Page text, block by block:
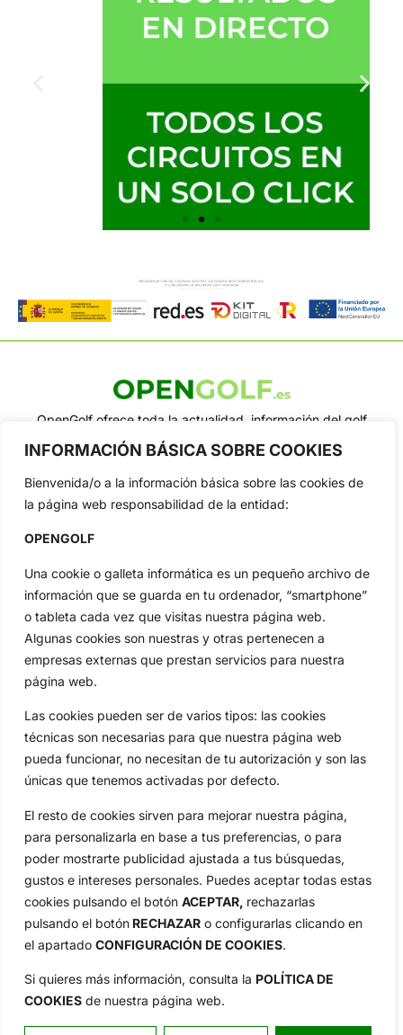
INFORMACIÓN BÁSICA SOBRE COOKIES
Bienvenida/o a la información básica sobre las cookies de
la página web responsabilidad de la entidad:
OPENGOLF
Una cookie o galleta informática es un pequeño archivo de
información que se guarda en tu ordenador, “smartphone”
o tableta cada vez que visitas nuestra página web.
Algunas cookies son nuestras y otras pertenecen a
empresas externas que prestan servicios para nuestra
página web.
Las cookies pueden ser de varios tipos: las cookies
técnicas son necesarias para que nuestra página web
pueda funcionar, no necesitan de tu autorización y son las
únicas que tenemos activadas por defecto.
El resto de cookies sirven para mejorar nuestra página,
para personalizarla en base a tus preferencias, o para
poder mostrarte publicidad ajustada a tus búsquedas,
gustos e intereses personales. Puedes aceptar todas estas
cookies pulsando el botón ACEPTAR, rechazarlas
pulsando el botón RECHAZAR o configurarlas clicando en
el apartado CONFIGURACIÓN DE COOKIES.
Si quieres más información, consulta la POLÍTICA DE
COOKIES de nuestra página web.
OpenGolf ofrece toda la actualidad, información del golf
Jon Rahm, LIV Golf, PGA Tour, Ryder Cup, DP World Tour, LPGA
Categorias
Actualidad
Amateurs
Circuitos
Especiales
Reglas
Vídeos
De Interés
Compañía
Aviso Legal
Política de Cookies
Publicidad
Newsletters
Copyright © 2025 OpenGolf | Diseño porTecnoQuatre